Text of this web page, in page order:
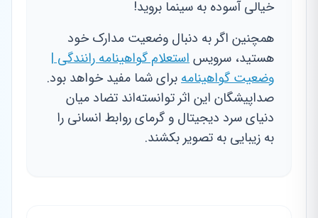
خیالی آسوده به سینما بروید!
همچنین اگر به دنبال وضعیت مدارک خود
هستید، سرویساستعلام گواهینامه رانندگی |
وضعیت گواهینامهبرای شما مفید خواهد بود.
صداپیشگان این اثر توانسته‌اند تضاد میان
دنیای سرد دیجیتال و گرمای روابط انسانی را
به زیبایی به تصویر بکشند.